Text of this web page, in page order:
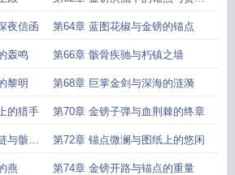
晚宴
夜信函 第64章 蓝图花椒与金镑的锚点
轰鸣 第66章 骸骨疾驰与朽镇之墙
黎明 第68章 巨掌金剑与深海的涟漪
的猎手 第70章 金镑子弹与血荆棘的终章
与骸骨 第72章 锚点微澜与图纸上的悠闲
燕 第74章 金镑开路与锚点的重量